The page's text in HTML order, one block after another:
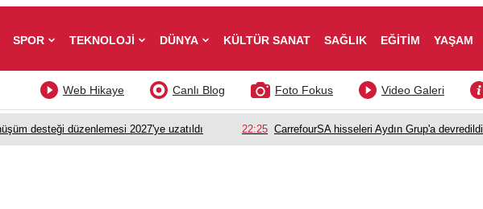
SPOR TEKNOLOJİ DÜNYA KÜLTÜR SANAT SAĞLIK EĞİTİM YAŞAM
Video Galeri
Foto Fokus
Canlı Blog
Web Hikaye
desteği düzenlemesi 2027'ye uzatıldı 22:25 CarrefourSA hisseleri Aydın Grup'a devredildi